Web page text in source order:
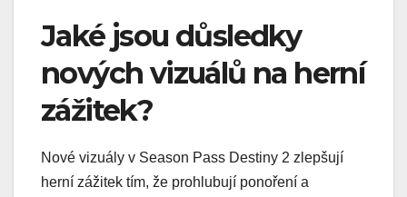
Jaké jsou důsledky
nových vizuálů na herní
zážitek?
Nové vizuály v Season Pass Destiny 2 zlepšují
herní zážitek tím, že prohlubují ponoření a